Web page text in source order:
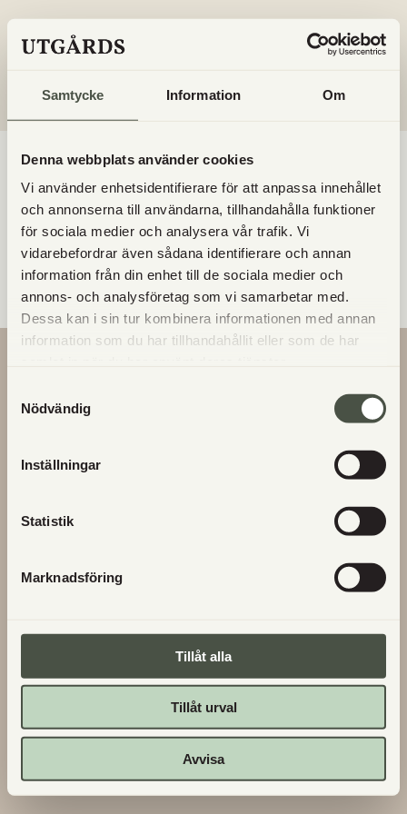
Samtycke Information Om
Denna webbplats använder cookies
Vi använder enhetsidentifierare för att anpassa innehållet
och annonserna till användarna, tillhandahålla funktioner
för sociala medier och analysera vår trafik. Vi
vidarebefordrar även sådana identifierare och annan
information från din enhet till de sociala medier och
annons- och analysföretag som vi samarbetar med.
Dessa kan i sin tur kombinera informationen med annan
information som du har tillhandahållit eller som de har
Nödvändig
Inställningar
Statistik
Marknadsföring
Tillåt alla
Tillåt urval
Avvisa
TACK FÖR DIN ANMÄLAN, JOHN!
(kolla din skräpkorg om du inte hittar det).
directly.
En orderbekträftelse har skickats till din e-postadress.